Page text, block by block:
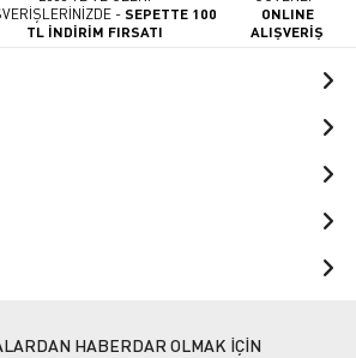
-SEPETTE 100
TL İNDİRİM FIRSATI
ONLINE
ALIŞVERİŞ
HABERDAR OLMAK İÇİN